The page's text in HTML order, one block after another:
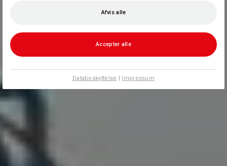
Afvis alle
Accepter alle
Databeskyttelse | Impressum